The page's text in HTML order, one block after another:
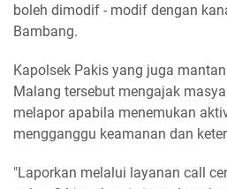
boleh dimodif - modif dengan
Bambang.
Kapolsek Pakis yang juga
Malang tersebut mengajak
melapor apabila menemukan
mengganggu keamanan dan
"Laporkan melalui layanan call